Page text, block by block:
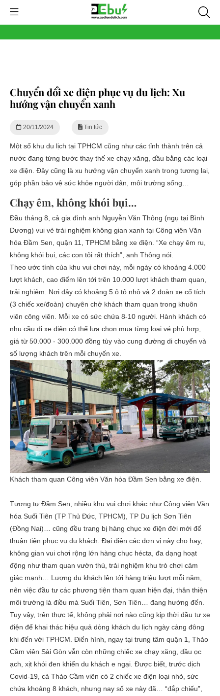
Chuyển đổi xe điện phục vụ du lịch: Xu
hướng vận chuyển xanh
20/11/2024 Tin tức
Một số khu du lịch tại TPHCM cũng như các tỉnh thành trên cả
nước đang từng bước thay thế xe chạy xăng, dầu bằng các loại
xe điện. Đây cũng là xu hướng vận chuyển xanh trong tương lai,
góp phần bảo vệ sức khỏe người dân, môi trường sống…
Chạy êm, không khói bụi…
Đầu tháng 8, cả gia đình anh Nguyễn Văn Thông (ngụ tại Bình
Dương) vui vẻ trải nghiệm không gian xanh tại Công viên Văn
hóa Đầm Sen, quận 11, TPHCM bằng xe điện. “Xe chạy êm ru,
không khói bụi, các con tôi rất thích”, anh Thông nói.
Theo ước tính của khu vui chơi này, mỗi ngày có khoảng 4.000
lượt khách, cao điểm lên tới trên 10.000 lượt khách tham quan,
trải nghiệm. Nơi đây có khoảng 5 ô tô nhỏ và 2 đoàn xe cổ tích
(3 chiếc xe/đoàn) chuyên chở khách tham quan trong khuôn
viên công viên. Mỗi xe có sức chứa 8-10 người. Hành khách có
nhu cầu đi xe điện có thể lựa chọn mua từng loại vé phù hợp,
giá từ 50.000 - 300.000 đồng tùy vào cung đường di chuyển và
số lượng khách trên mỗi chuyến xe.
Khách tham quan Công viên Văn hóa Đầm Sen bằng xe điện.
Tương tự Đầm Sen, nhiều khu vui chơi khác như Công viên Văn
hóa Suối Tiên (TP Thủ Đức, TPHCM), TP Du lịch Sơn Tiên
(Đồng Nai)… cũng đều trang bị hàng chục xe điện đời mới để
thuận tiện phục vụ du khách. Đại diện các đơn vị này cho hay,
không gian vui chơi rộng lớn hàng chục hécta, đa dạng hoạt
động như tham quan vườn thú, trải nghiệm khu trò chơi cảm
giác mạnh… Lượng du khách lên tới hàng triệu lượt mỗi năm,
nên việc đầu tư các phương tiện tham quan hiện đại, thân thiện
môi trường là điều mà Suối Tiên, Sơn Tiên… đang hướng đến.
Tuy vậy, trên thực tế, không phải nơi nào cũng kịp thời đầu tư xe
điện để khai thác hiệu quả dòng khách du lịch ngày càng đông
khi đến với TPHCM. Điển hình, ngay tại trung tâm quận 1, Thảo
Cầm viên Sài Gòn vẫn còn những chiếc xe chạy xăng, dầu ọc
ạch, xịt khói đen khiến du khách e ngại. Được biết, trước dịch
Covid-19, cả Thảo Cầm viên có 2 chiếc xe điện loại nhỏ, sức
chứa khoảng 8 khách, nhưng nay số xe này đã… “đắp chiếu”,